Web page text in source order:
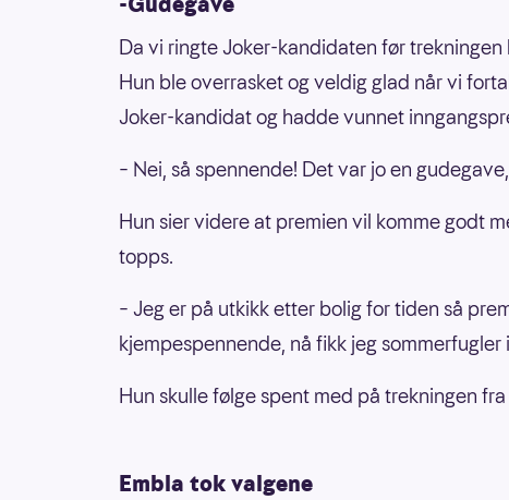
Da vi ringte Joker-kandidaten før
Hun ble overrasket og veldig glad når vi
Joker-kandidat og hadde vunnet
– Nei, så spennende! Det var jo en
Hun sier videre at premien vil komme godt
topps.
– Jeg er på utkikk etter bolig for tiden så
kjempespennende, nå fikk jeg sommerfugler
Hun skulle følge spent med på trekningen fra
Embla tok valgene